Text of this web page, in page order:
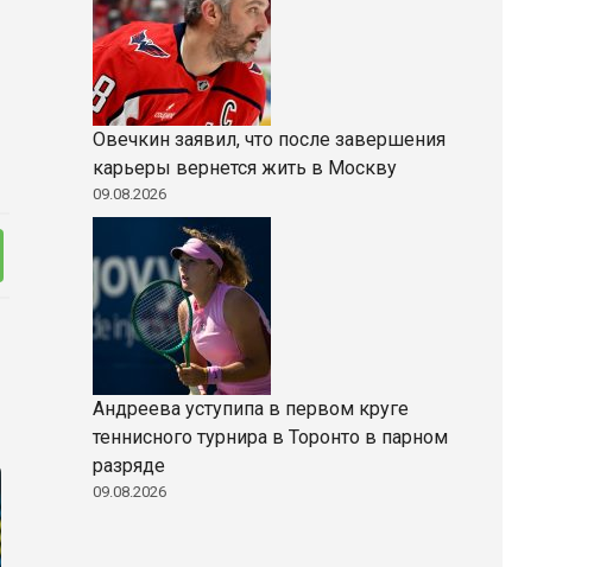
Овечкин заявил, что после завершения
карьеры вернется жить в Москву
09.08.2026
Андреева уступипа в первом круге
теннисного турнира в Торонто в парном
разряде
09.08.2026